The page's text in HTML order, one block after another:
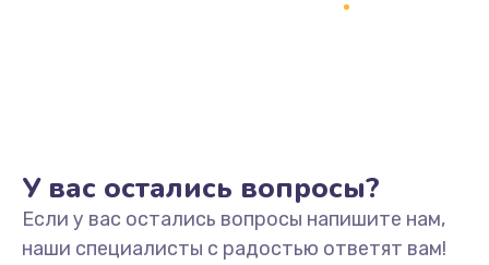
У вас остались вопросы?
Если у вас остались вопросы напишите нам,
наши специалисты с радостью ответят вам!